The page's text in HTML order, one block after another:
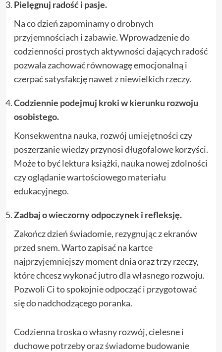
Pielęgnuj radość i pasje.
Na co dzień zapominamy o drobnych
przyjemnościach i zabawie. Wprowadzenie do
codzienności prostych aktywności dających radość
pozwala zachować równowagę emocjonalną i
czerpać satysfakcję nawet z niewielkich rzeczy.
Codziennie podejmuj kroki w kierunku rozwoju
osobistego.
Konsekwentna nauka, rozwój umiejętności czy
poszerzanie wiedzy przynosi długofalowe korzyści.
Może to być lektura książki, nauka nowej zdolności
czy oglądanie wartościowego materiału
edukacyjnego.
Zadbaj o wieczorny odpoczynek i refleksję.
Zakończ dzień świadomie, rezygnując z ekranów
przed snem. Warto zapisać na kartce
najprzyjemniejszy moment dnia oraz trzy rzeczy,
które chcesz wykonać jutro dla własnego rozwoju.
Pozwoli Ci to spokojnie odpocząć i przygotować
się do nadchodzącego poranka.
Codzienna troska o własny rozwój, cielesne i
duchowe potrzeby oraz świadome budowanie